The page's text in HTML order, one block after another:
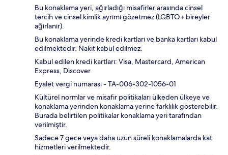
Bu konaklama yeri, ağırladığı misafirler arasında cinsel
tercih ve cinsel kimlik ayrımı gözetmez (LGBTQ+ bireyler
ağırlanır).
Bu konaklama yerinde kredi kartları ve banka kartları kabul
edilmektedir. Nakit kabul edilmez.
Kabul edilen kredi kartları: Visa, Mastercard, American
Express, Discover
Eyalet vergi numarası - TA-006-302-1056-01
Kültürel normlar ve misafir politikaları ülkeden ülkeye ve
konaklama yerinden konaklama yerine farklılık gösterebilir.
Burada belirtilen politikalar konaklama yeri tarafından
verilmiştir.
Sadece 7 gece veya daha uzun süreli konaklamalarda kat
hizmetleri verilmektedir.